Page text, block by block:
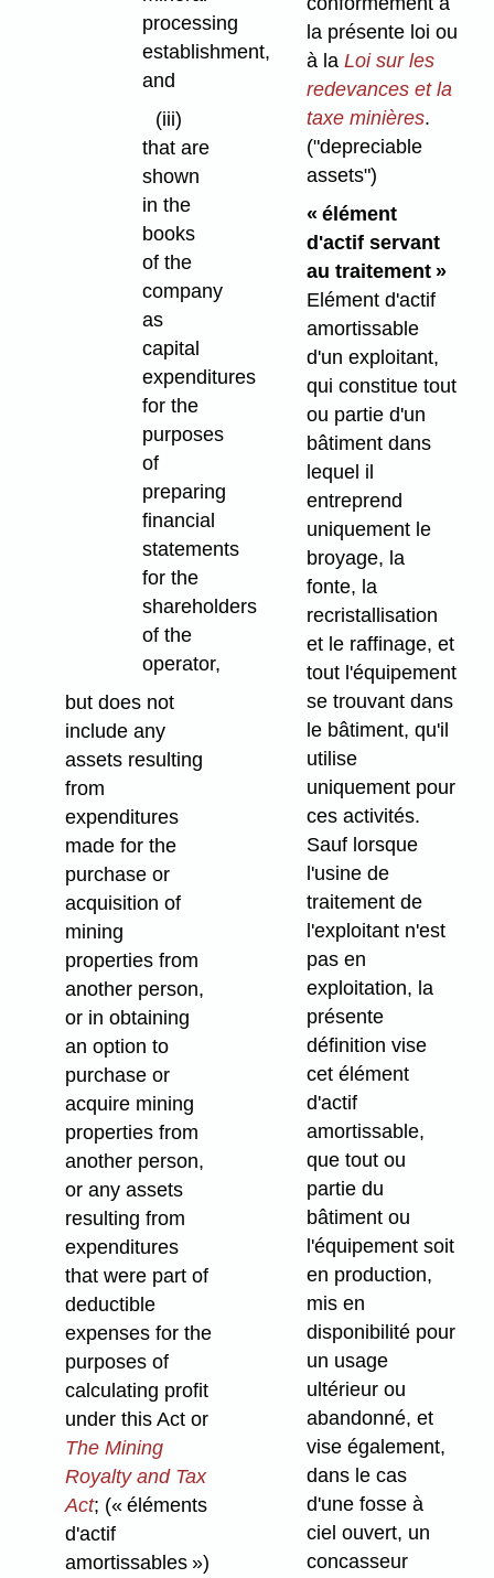
processing
establishment,
and
(iii)
that are
shown
in the
books
of the
company
as
capital
expenditures
for the
purposes
of
preparing
financial
statements
for the
shareholders
of the
operator,
but does not
include any
assets resulting
from
expenditures
made for the
purchase or
acquisition of
mining
properties from
another person,
or in obtaining
an option to
purchase or
acquire mining
properties from
another person,
or any assets
resulting from
expenditures
that were part of
deductible
expenses for the
purposes of
calculating profit
under this Act or
The Mining
Royalty and Tax
Act; (« éléments
d'actif
amortissables »)
la présente loi ou
à la Loi sur les
redevances et la
taxe minières.
("depreciable
assets")
« élément
d'actif servant
au traitement »
Elément d'actif
amortissable
d'un exploitant,
qui constitue tout
ou partie d'un
bâtiment dans
lequel il
entreprend
uniquement le
broyage, la
fonte, la
recristallisation
et le raffinage, et
tout l'équipement
se trouvant dans
le bâtiment, qu'il
utilise
uniquement pour
ces activités.
Sauf lorsque
l'usine de
traitement de
l'exploitant n'est
pas en
exploitation, la
présente
définition vise
cet élément
d'actif
amortissable,
que tout ou
partie du
bâtiment ou
l'équipement soit
en production,
mis en
disponibilité pour
un usage
ultérieur ou
abandonné, et
vise également,
dans le cas
d'une fosse à
ciel ouvert, un
concasseur